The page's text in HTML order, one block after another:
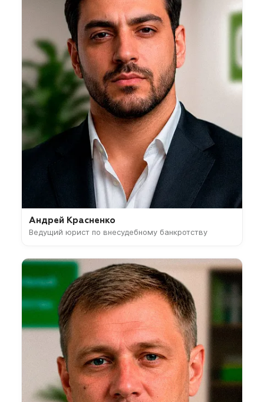
Андрей Красненко
Ведущий юрист по внесудебному банкротству